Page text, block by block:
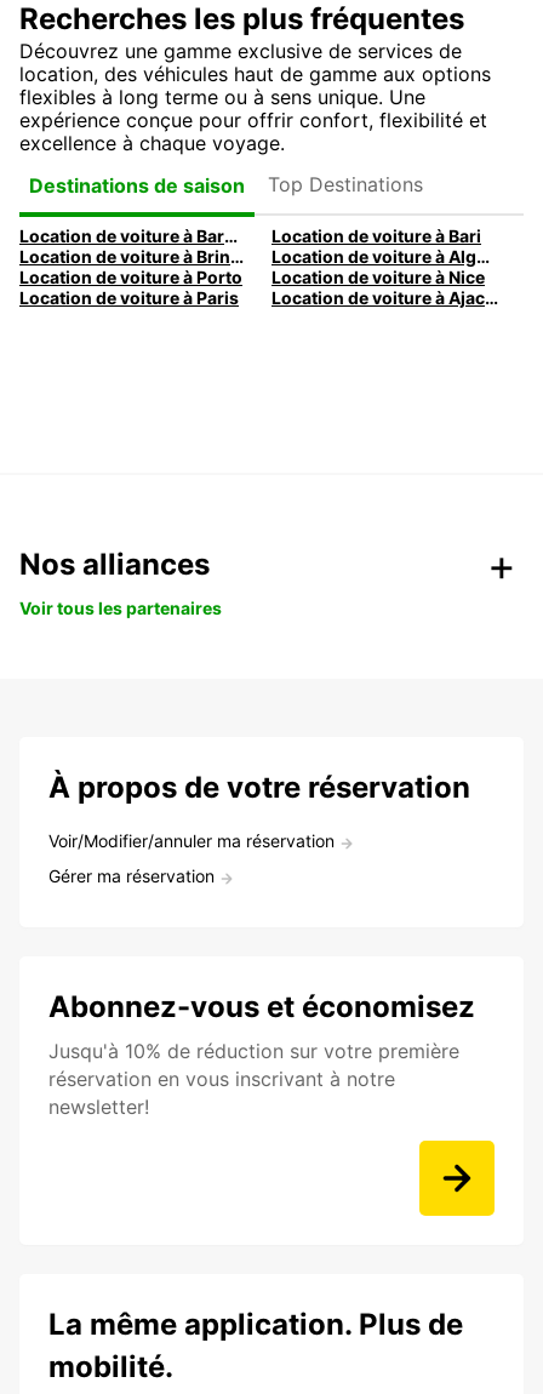
Recherches les plus fréquentes
Découvrez une gamme exclusive de services de
location, des véhicules haut de gamme aux options
flexibles à long terme ou à sens unique. Une
expérience conçue pour offrir confort, flexibilité et
excellence à chaque voyage.
Destinations de saison
Top Destinations
Location de voiture à Barcelone
Location de voiture à Bari
Location de voiture à Brindisi
Location de voiture à Alghero
Location de voiture à Porto
Location de voiture à Nice
Location de voiture à Paris
Location de voiture à Ajaccio
Nos alliances
Voir tous les partenaires
À propos de votre réservation
Voir/Modifier/annuler ma réservation
Gérer ma réservation
Abonnez-vous et économisez
Jusqu'à 10% de réduction sur votre première
réservation en vous inscrivant à notre
newsletter!
La même application. Plus de
mobilité.